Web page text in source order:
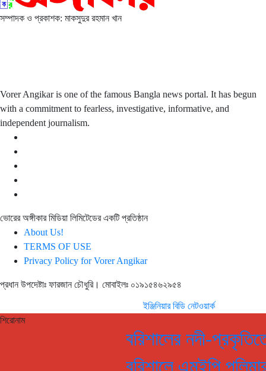
সম্পাদক ও প্রকাশক: মাকসুদুর রহমান খান
Vorer Angikar is one of the famous Bangla news portal. It has begun
with a commitment to fearless, investigative, informative, and
independent journalism.
ভোরের অঙ্গীকার মিডিয়া লিমিটেডের একটি প্রতিষ্ঠান
About Us!
TERMS OF USE
Privacy Policy for Vorer Angikar
প্রধান উপদেষ্টাঃ ফারজান চৌধুরি। মোবাইলঃ ০১৯১৫৪৬২৯৫৪
ওয়েব ডিজাইন ও ডেভেলপমেন্টইঞ্জিনিয়ার বিডি নেটওয়ার্ক
শিরোনাম
বরিশালের নদী-
বরিশালে এমইপি